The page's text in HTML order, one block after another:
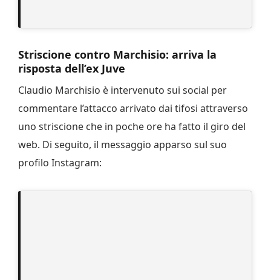
Striscione contro Marchisio: arriva la
risposta dell’ex Juve
Claudio Marchisio è intervenuto sui social per
commentare l’attacco arrivato dai tifosi attraverso
uno striscione che in poche ore ha fatto il giro del
web. Di seguito, il messaggio apparso sul suo
profilo Instagram: